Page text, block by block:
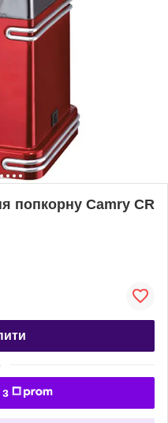
попкорну Camry CR